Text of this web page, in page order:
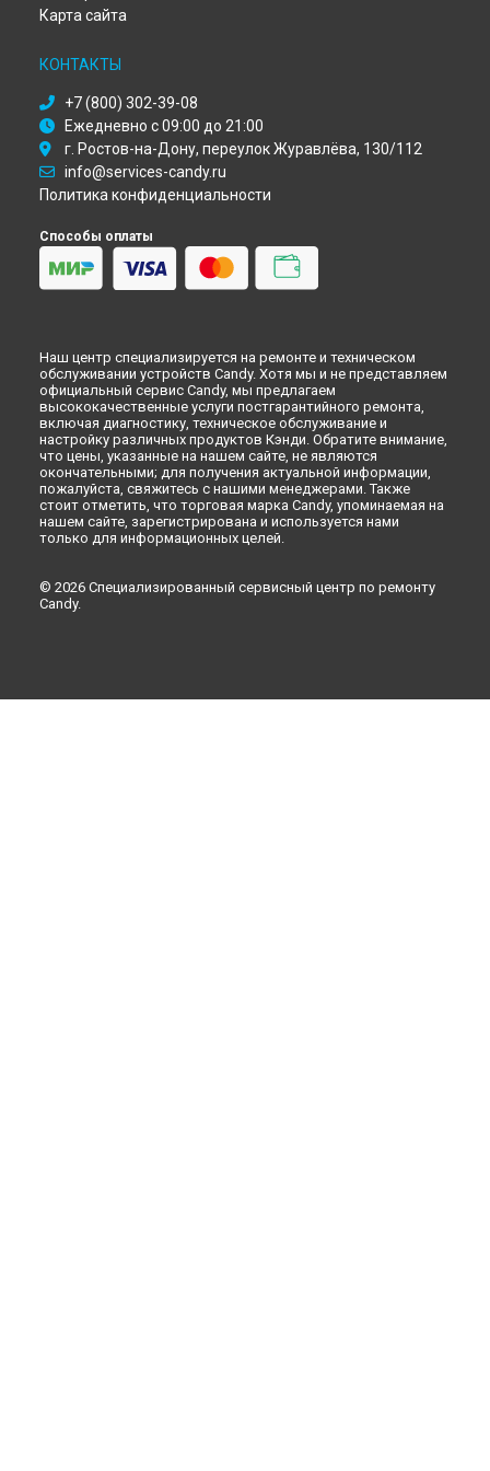
Ремонт кухонной плиты CMM 6522 SHS Candy в
Ремонт кухонной плиты CMM 6522 SHS Candy в
Ремонт кухонной плиты CMM 6522 SHS Candy в
Новокузнецке
Ремонт кухонной плиты CMM 6522 SHS Candy в
Ремонт кухонной плиты CMM 6522 SHS Candy в Астрахани
Ремонт кухонной плиты CMM 6522 SHS Candy в
Набережных Челнах
Карта сайта
КОНТАКТЫ
+7 (800) 302-39-08
Ежедневно с 09:00 до 21:00
г. Ростов-на-Дону, переулок Журавлёва, 130/112
info@services-candy.ru
Политика конфиденциальности
Способы оплаты
Наш центр специализируется на ремонте и техническом
обслуживании устройств Candy. Хотя мы и не представляем
официальный сервис Candy, мы предлагаем
высококачественные услуги постгарантийного ремонта,
включая диагностику, техническое обслуживание и
настройку различных продуктов Кэнди. Обратите внимание,
что цены, указанные на нашем сайте, не являются
окончательными; для получения актуальной информации,
пожалуйста, свяжитесь с нашими менеджерами. Также
стоит отметить, что торговая марка Candy, упоминаемая на
нашем сайте, зарегистрирована и используется нами
только для информационных целей.
© 2026 Специализированный сервисный центр по ремонту
Candy.